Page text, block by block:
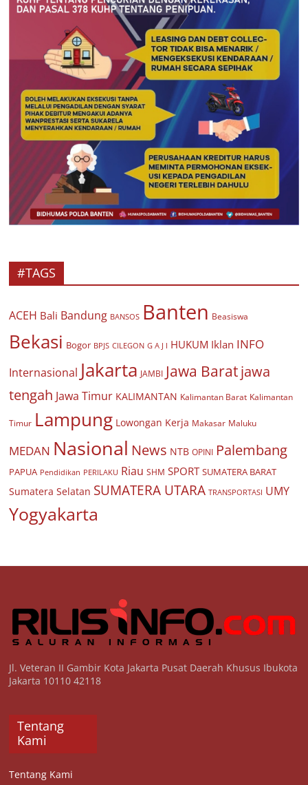
#TAGS
ACEH Bali Bandung BANSOS Banten Beasiswa
Bekasi Bogor BPJS CILEGON G A J I HUKUM Iklan INFO
Internasional Jakarta JAMBI Jawa Baratjawa
tengah Jawa Timur KALIMANTAN Kalimantan Barat Kalimantan
Timur Lampung Lowongan Kerja Makasar Maluku
MEDAN Nasional News NTB OPINI Palembang
PAPUA Pendidikan PERILAKU Riau SHM SPORT SUMATERA BARAT
Sumatera Selatan SUMATERA UTARA TRANSPORTASI UMY
Yogyakarta
Jl. Veteran II Gambir Kota Jakarta Pusat Daerah Khusus Ibukota
Jakarta 10110 42118
Tentang
Kami
Tentang Kami